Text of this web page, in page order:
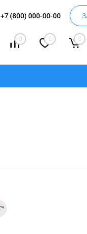
+7 (800) 000-00-00
0 0 0